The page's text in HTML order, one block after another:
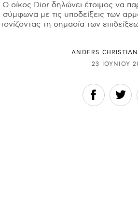
Ο οίκος Dior δηλώνει έτοιμος να
σύμφωνα με τις υποδείξεις των
τονίζοντας τη σημασία των
ANDERS
23 ΙΟΥΝΊΟΥ